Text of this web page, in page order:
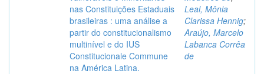
nas Constituições Estaduais
brasileiras : uma análise a
partir do constitucionalismo
multinível e do IUS
Constitucionale Commune
na América Latina.
Leal, Mônia
Clarissa Hennig;
Araújo, Marcelo
Labanca Corrêa
de